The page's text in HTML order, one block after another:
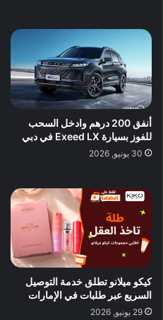
أنفق 200 درهم وادخل السحب
للفوز بسيارة Exeed LX في دبي
30 يونيو, 2026
كيكو ميلانو تطلق خدمة التوصيل
السريع عبر طلبات في الإمارات
29 يونيو, 2026